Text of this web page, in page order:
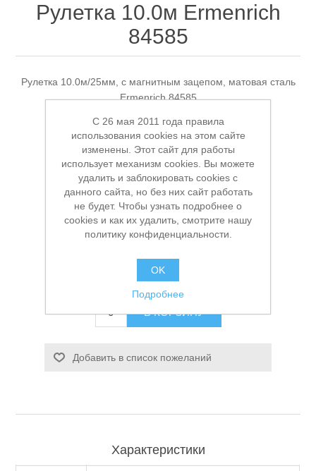
Садовая и силовая техника
Станки и оснастка
Аккумуляторы и ЗУ
Рулетка 10.0м Ermenrich
84585
Рулетка 10.0м/25мм, с магнитным зацепом, матовая сталь
Ermenrich 84585
Производитель: Ermenrich
Доступность: В наличии
УТ-00007273
Заказной номер производителя: 84585
Старая цена: 990,00 ₽
750,00 ₽
В КОРЗИНУ
Добавить в список пожеланий
Характеристики
C 26 мая 2011 года правила
использования cookies на этом сайте
изменены. Этот сайт для работы
использует механизм cookies. Вы можете
удалить и заблокировать cookies с
данного сайта, но без них сайт работать
не будет. Чтобы узнать подробнее о
cookies и как их удалить, смотрите нашу
политику конфиденциальности.
OK
Подробнее